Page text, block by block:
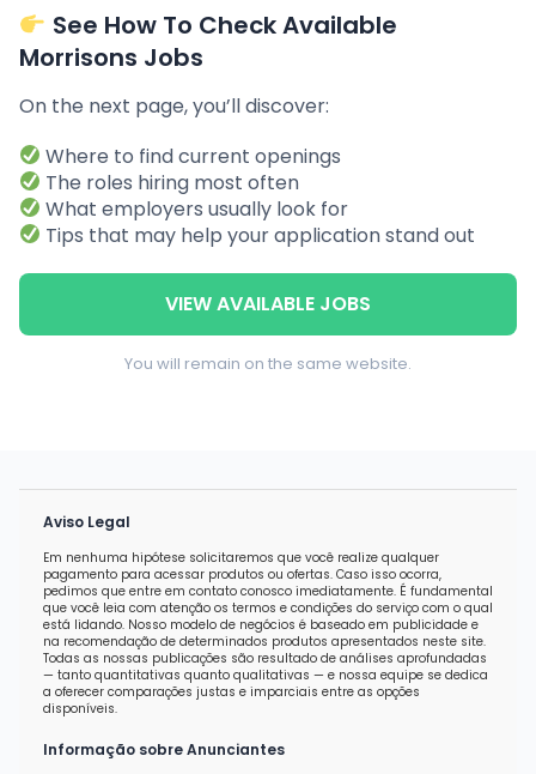
See How To Check Available
Morrisons Jobs
On the next page, you’ll discover:
Where to find current openings
The roles hiring most often
What employers usually look for
Tips that may help your application stand out
VIEW AVAILABLE JOBS
You will remain on the same website.
Aviso Legal
Em nenhuma hipótese solicitaremos que você realize qualquer
pagamento para acessar produtos ou ofertas. Caso isso ocorra,
pedimos que entre em contato conosco imediatamente. É fundamental
que você leia com atenção os termos e condições do serviço com o qual
está lidando. Nosso modelo de negócios é baseado em publicidade e
na recomendação de determinados produtos apresentados neste site.
Todas as nossas publicações são resultado de análises aprofundadas
— tanto quantitativas quanto qualitativas — e nossa equipe se dedica
a oferecer comparações justas e imparciais entre as opções
disponíveis.
Informação sobre Anunciantes